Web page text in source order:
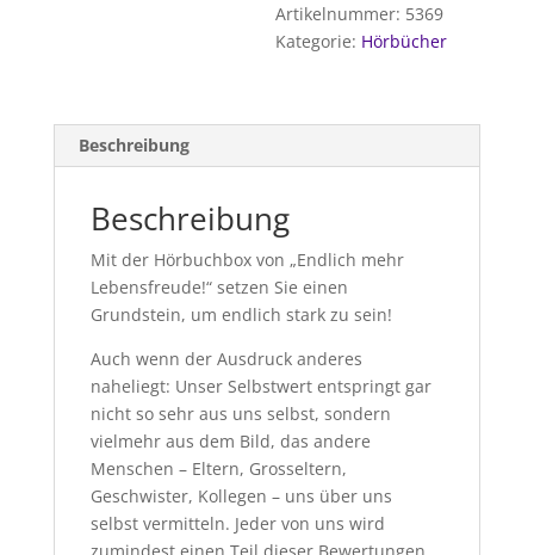
Artikelnummer: 5369
Kategorie: Hörbücher
Beschreibung
Beschreibung
Mit der Hörbuchbox von „Endlich mehr
Lebensfreude!“ setzen Sie einen
Grundstein, um endlich stark zu sein!
Auch wenn der Ausdruck anderes
naheliegt: Unser Selbstwert entspringt gar
nicht so sehr aus uns selbst, sondern
vielmehr aus dem Bild, das andere
Menschen – Eltern, Grosseltern,
Geschwister, Kollegen – uns über uns
selbst vermitteln. Jeder von uns wird